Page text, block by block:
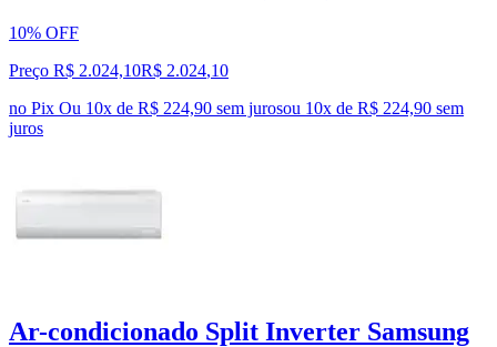
10% OFF
Preço R$ 2.024,10R$ 2.024,10
no Pix Ou 10x de R$ 224,90 sem jurosou 10x de R$ 224,90 sem
juros
Ar-condicionado Split Inverter Samsung